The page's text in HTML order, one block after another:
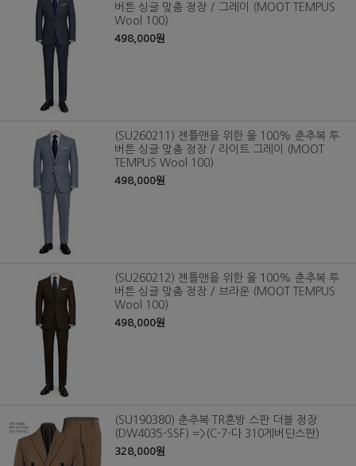
버튼 싱글 맞춤 정장 / 그레이 (MOOT TEMPUS
Wool 100)
498,000원
(SU260211) 젠틀맨을 위한 울 100% 춘추복 투
버튼 싱글 맞춤 정장 / 라이트 그레이 (MOOT
TEMPUS Wool 100)
498,000원
(SU260212) 젠틀맨을 위한 울 100% 춘추복 투
버튼 싱글 맞춤 정장 / 브라운 (MOOT TEMPUS
Wool 100)
498,000원
(SU190380) 춘추복 TR혼방 스판 더블 정장
(DW4035-SSF) =>(C-7-다 310게버딘스판)
328,000원